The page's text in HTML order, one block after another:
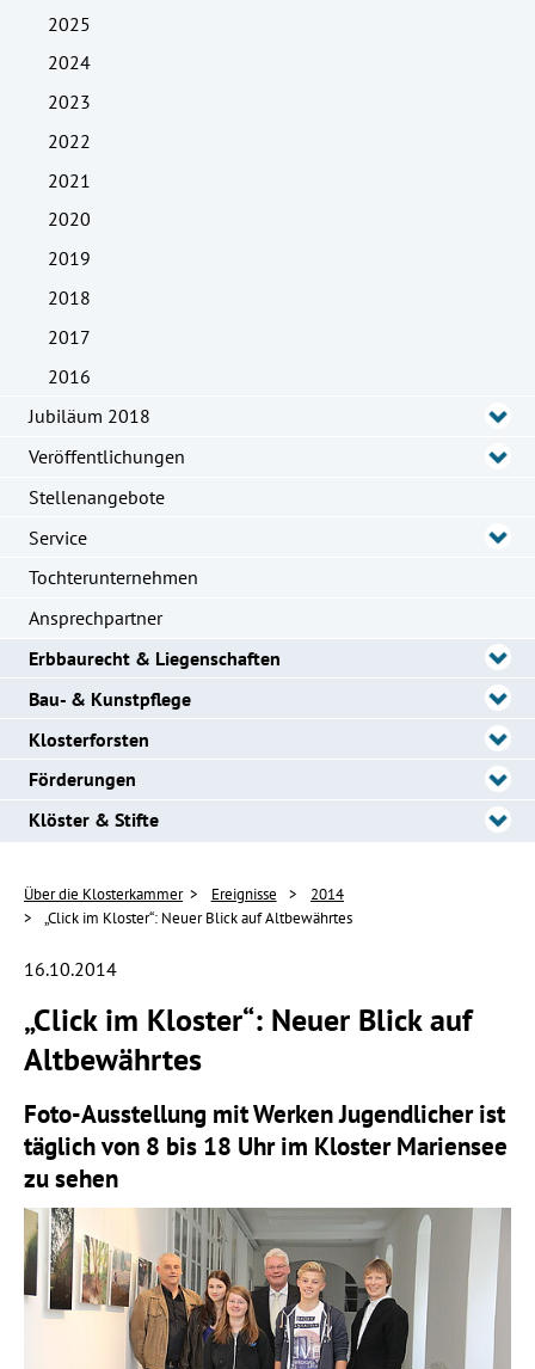
2025
2024
2023
2022
2021
2020
2019
2018
2017
2016
Jubiläum 2018
Veröffentlichungen
Stellenangebote
Service
Tochterunternehmen
Ansprechpartner
Erbbaurecht & Liegenschaften
Bau- & Kunstpflege
Klosterforsten
Förderungen
Klöster & Stifte
Über die Klosterkammer Ereignisse
2014
„Click im Kloster“: Neuer Blick auf Altbewährtes
16.10.2014
„Click im Kloster“: Neuer Blick auf
Altbewährtes
Foto-Ausstellung mit Werken Jugendlicher ist
täglich von 8 bis 18 Uhr im Kloster Mariensee
zu sehen